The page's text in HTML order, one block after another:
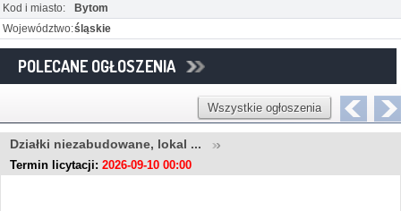
Kod i miasto:
Bytom
Województwo:śląskie
POLECANE OGŁOSZENIA
Wszystkie ogłoszenia
Działki niezabudowane, lokal ...
Termin licytacji: 2026-09-10 00:00